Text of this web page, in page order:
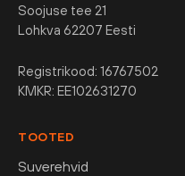
Soojuse tee 21
Lohkva 62207 Eesti
Registrikood: 16767502
KMKR: EE102631270
TOOTED
Suverehvid